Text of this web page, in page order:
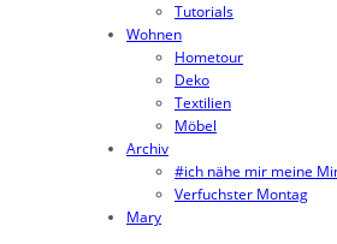
Tutorials
Wohnen
Hometour
Deko
Textilien
Möbel
Archiv
#ich nähe mir meine
Verfuchster Montag
Mary